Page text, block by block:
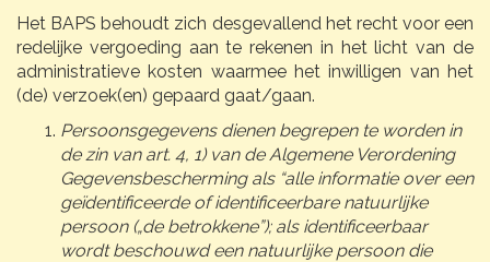
Het BAPS behoudt zich desgevallend het recht voor een
redelijke vergoeding aan te rekenen in het licht van de
administratieve kosten waarmee het inwilligen van het
(de) verzoek(en) gepaard gaat/gaan.
Persoonsgegevens dienen begrepen te worden in
de zin van art. 4, 1) van de Algemene Verordening
Gegevensbescherming als “alle informatie over een
geïdentificeerde of identificeerbare natuurlijke
persoon („de betrokkene”); als identificeerbaar
wordt beschouwd een natuurlijke persoon die